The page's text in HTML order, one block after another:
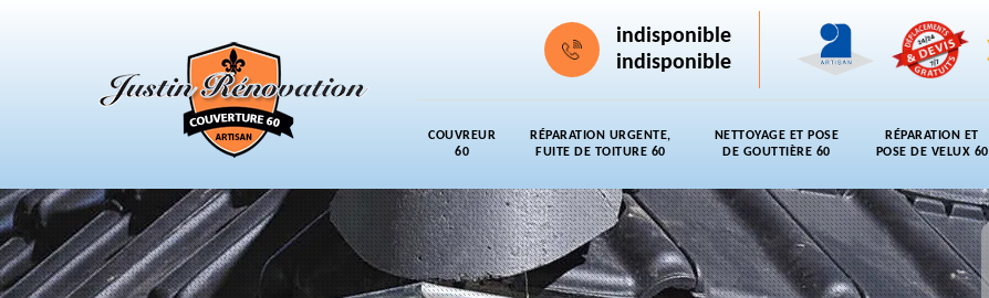
indisponible
indisponible
COUVREUR
60
RÉPARATION URGENTE,
FUITE DE TOITURE 60
NETTOYAGE ET POSE
DE GOUTTIÈRE 60
RÉPARATION ET
POSE DE VELUX 60